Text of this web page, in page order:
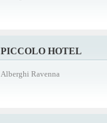
PICCOLO HOTEL
Alberghi Ravenna